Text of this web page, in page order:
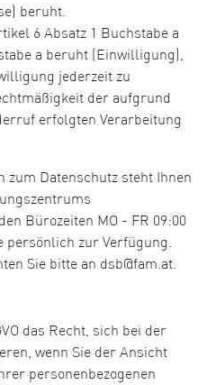
beruht.
6 Absatz 1 Buchstabe a
a beruht (Einwilligung),
jederzeit zu
der aufgrund
erfolgten Verarbeitung
zum Datenschutz steht Ihnen
Bürozeiten MO - FR 09:00
persönlich zur Verfügung.
Sie bitte an dsb@fam.at.
das Recht, sich bei der
wenn Sie der Ansicht
personenbezogenen